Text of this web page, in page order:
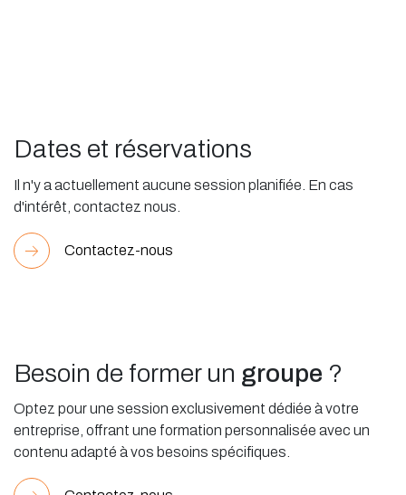
Dates et réservations
Il n'y a actuellement aucune session planifiée. En cas
d'intérêt, contactez nous.
Contactez-nous
Besoin de former un groupe ?
Optez pour une session exclusivement dédiée à votre
entreprise, offrant une formation personnalisée avec un
contenu adapté à vos besoins spécifiques.